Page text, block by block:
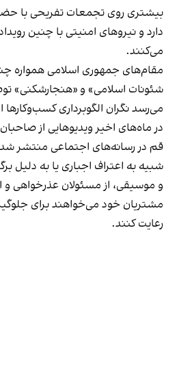
بیشتری روی تجمعات تفریحی با
دارد و نیروهای امنیتی با چنین
می‌کنند.
مقام‌های جمهوری اسلامی همواره
شئونات اسلامی» و «هنجارشکنی»
می‌رسد نگران الگوبرداری کسب‌وکارها
در ماه‌های اخیر ویدیوهایی از
قم در رسانه‌های اجتماعی منتشر
شبیه به اعتراف اجباری یا به دلیل
و موسیقی، از مسئولان عذرخواهی و
مشتریان خود می‌خواهند برای
رعایت کنند.